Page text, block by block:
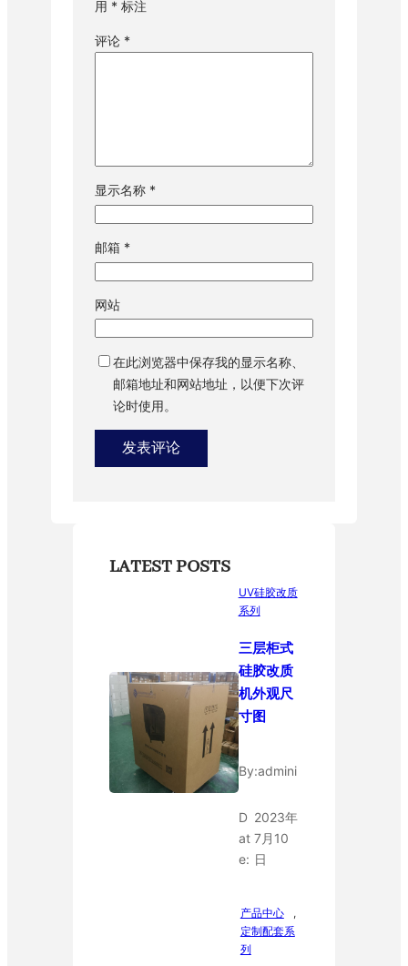
用 * 标注
评论 *
显示名称 *
邮箱 *
网站
在此浏览器中保存我的显示名称、
邮箱地址和网站地址，以便下次评
论时使用。
LATEST POSTS
UV硅胶改质
系列
三层柜式
硅胶改质
机外观尺
寸图
By:admini
D
at
e:
2023年
7月10
日
产品中心
定制配套系
列